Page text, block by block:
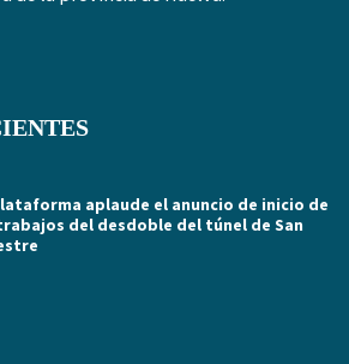
aplaude el anuncio de inicio de
del desdoble del túnel de San